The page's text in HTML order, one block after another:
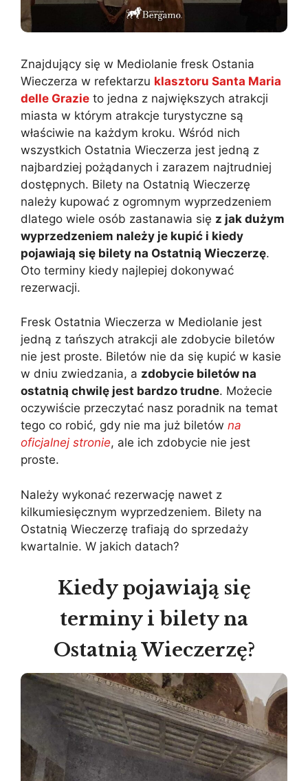
Znajdujący się w Mediolanie fresk Ostania
Wieczerza w refektarzu klasztoru Santa Maria
delle Grazie to jedna z największych atrakcji
miasta w którym atrakcje turystyczne są
właściwie na każdym kroku. Wśród nich
wszystkich Ostatnia Wieczerza jest jedną z
najbardziej pożądanych i zarazem najtrudniej
dostępnych. Bilety na Ostatnią Wieczerzę
należy kupować z ogromnym wyprzedzeniem
dlatego wiele osób zastanawia się z jak dużym
wyprzedzeniem należy je kupić i kiedy
pojawiają się bilety na Ostatnią Wieczerzę.
Oto terminy kiedy najlepiej dokonywać
rezerwacji.
Fresk Ostatnia Wieczerza w Mediolanie jest
jedną z tańszych atrakcji ale zdobycie biletów
nie jest proste. Biletów nie da się kupić w kasie
w dniu zwiedzania, a zdobycie biletów na
ostatnią chwilę jest bardzo trudne. Możecie
oczywiście przeczytać nasz poradnik na temat
tego co robić, gdy nie ma już biletów na
oficjalnej stronie, ale ich zdobycie nie jest
proste.
Należy wykonać rezerwację nawet z
kilkumiesięcznym wyprzedzeniem. Bilety na
Ostatnią Wieczerzę trafiają do sprzedaży
kwartalnie. W jakich datach?
Kiedy pojawiają się
terminy i bilety na
Ostatnią Wieczerzę?